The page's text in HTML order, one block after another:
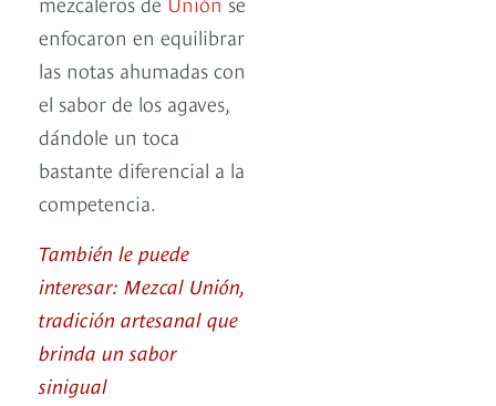
enfocaron en equilibrar
las notas ahumadas con
el sabor de los agaves,
dándole un toca
bastante diferencial a la
competencia.
También le puede
interesar: Mezcal Unión,
tradición artesanal que
brinda un sabor
sinigual